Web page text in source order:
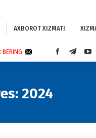
AXBOROT XIZMATI
BERING
FACEBOOK
2024